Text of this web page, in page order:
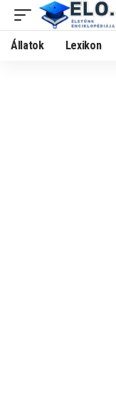
Állatok Lexikon